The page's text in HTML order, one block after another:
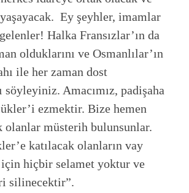
Ey şeyhler, imamlar
Halka Fransızlar’ın da
olduklarını ve Osmanlılar’ın
ile her zaman dost
söyleyiniz. Amacımız, padişaha
ezmektir. Bize hemen
olanlar müsterih bulunsunlar.
katılacak olanların vay
hiçbir selamet yoktur ve
silinecektir”.